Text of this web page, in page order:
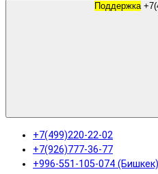
Поддержка
+7(499)220-22-02
+7(926)777-36-77
+996-551-105-074 (Бишкек)